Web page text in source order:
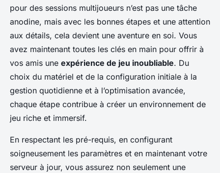
pour des sessions multijoueurs n’est pas une tâche
anodine, mais avec les bonnes étapes et une attention
aux détails, cela devient une aventure en soi. Vous
avez maintenant toutes les clés en main pour offrir à
vos amis une expérience de jeu inoubliable. Du
choix du matériel et de la configuration initiale à la
gestion quotidienne et à l’optimisation avancée,
chaque étape contribue à créer un environnement de
jeu riche et immersif.
En respectant les pré-requis, en configurant
soigneusement les paramètres et en maintenant votre
serveur à jour, vous assurez non seulement une